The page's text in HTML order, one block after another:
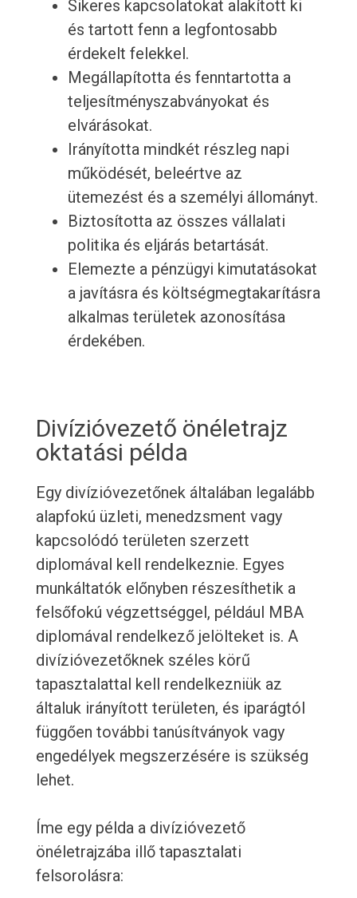
Sikeres kapcsolatokat alakított ki
és tartott fenn a legfontosabb
érdekelt felekkel.
Megállapította és fenntartotta a
teljesítményszabványokat és
elvárásokat.
Irányította mindkét részleg napi
működését, beleértve az
ütemezést és a személyi állományt.
Biztosította az összes vállalati
politika és eljárás betartását.
Elemezte a pénzügyi kimutatásokat
a javításra és költségmegtakarításra
alkalmas területek azonosítása
érdekében.
Divízióvezető önéletrajz
oktatási példa
Egy divízióvezetőnek általában legalább
alapfokú üzleti, menedzsment vagy
kapcsolódó területen szerzett
diplomával kell rendelkeznie. Egyes
munkáltatók előnyben részesíthetik a
felsőfokú végzettséggel, például MBA
diplomával rendelkező jelölteket is. A
divízióvezetőknek széles körű
tapasztalattal kell rendelkezniük az
általuk irányított területen, és iparágtól
függően további tanúsítványok vagy
engedélyek megszerzésére is szükség
lehet.
Íme egy példa a divízióvezető
önéletrajzába illő tapasztalati
felsorolásra: